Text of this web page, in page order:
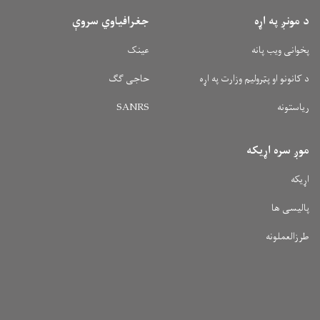
د مونږ په اړه
پخوانی ویب پانه
د کانونو او پټرولیم وزارت په اړه
ریاستونه
جغرافیاوي سروې
عینک
حاجی ګګ
SANRS
موږ سره اړیکه
اړیکه
پالیسی ها
طرزالعملونه